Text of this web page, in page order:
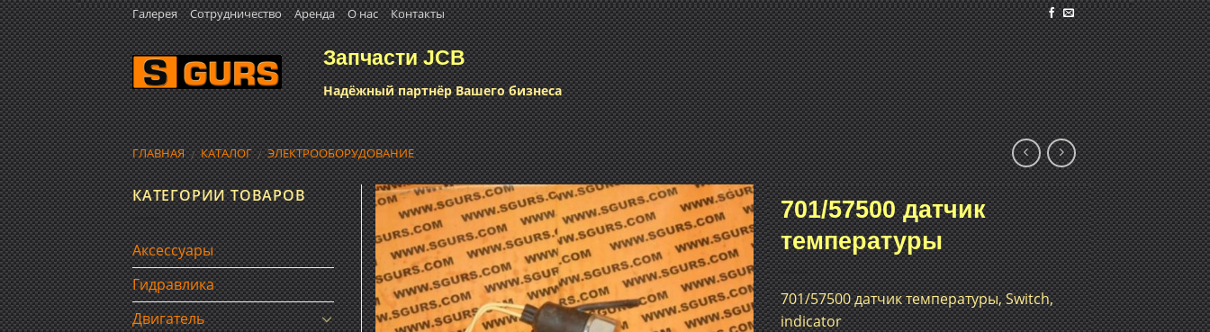
Skip
to
content
Галерея Сотрудничество Аренда О нас Контакты
Запчасти JCB
Надёжный партнёр Вашего бизнеса
ГЛАВНАЯ / КАТАЛОГ / ЭЛЕКТРООБОРУДОВАНИЕ
Добавить
в список
желаний
701/57500 датчик
температуры
701/57500 датчик температуры, Switch,
indicator
КАТЕГОРИИ ТОВАРОВ
Аксессуары
Гидравлика
Двигатель